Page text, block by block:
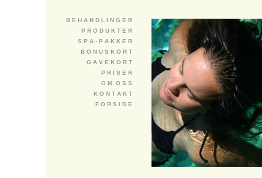
B E H A N D L I N G E R
P R O D U K T E R
S P A - P A K K E R
B O N U S K O R T
G A V E K O R T
P R I S E R
O M O S S
K O N T A K T
F O R S I D E